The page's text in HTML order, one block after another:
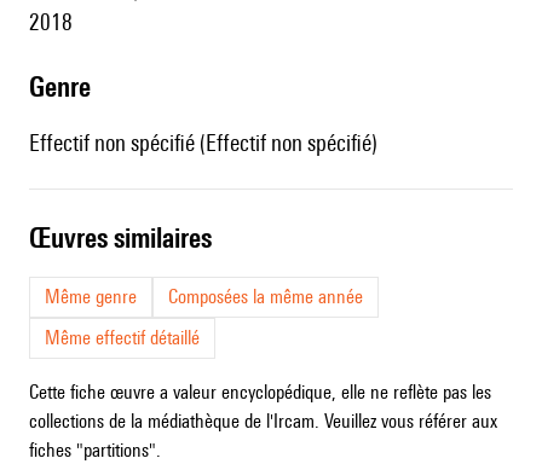
2018
genre
Effectif non spécifié (Effectif non spécifié)
œuvres similaires
Même genre
Composées la même année
Même effectif détaillé
Cette fiche œuvre a valeur encyclopédique, elle ne reflète pas les
collections de la médiathèque de l'Ircam. Veuillez vous référer aux
fiches "partitions".